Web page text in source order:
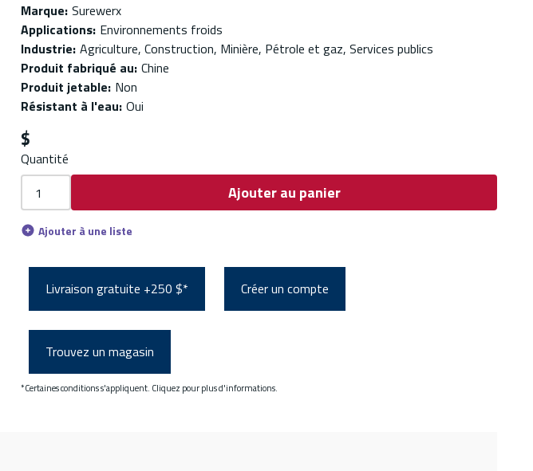
suivante
Marque: Surewerx
Applications: Environnements froids
Industrie: Agriculture, Construction, Minière, Pétrole et gaz, Services publics
Produit fabriqué au: Chine
Produit jetable: Non
Résistant à l'eau: Oui
$
Quantité
Ajouter au panier
Ajouter à une liste
Livraison gratuite +250 $* Créer un compte
Trouvez un magasin
*Certaines conditions s'appliquent. Cliquez pour plus d'informations.